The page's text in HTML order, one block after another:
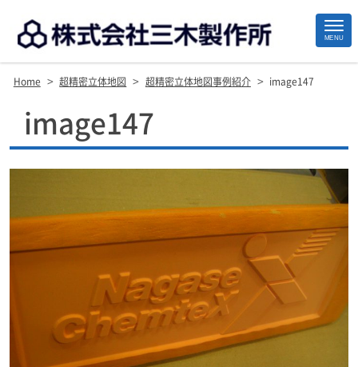
MENU
Home > 超精密立体地図 > 超精密立体地図事例紹介 > image147
image147
Site
Footer